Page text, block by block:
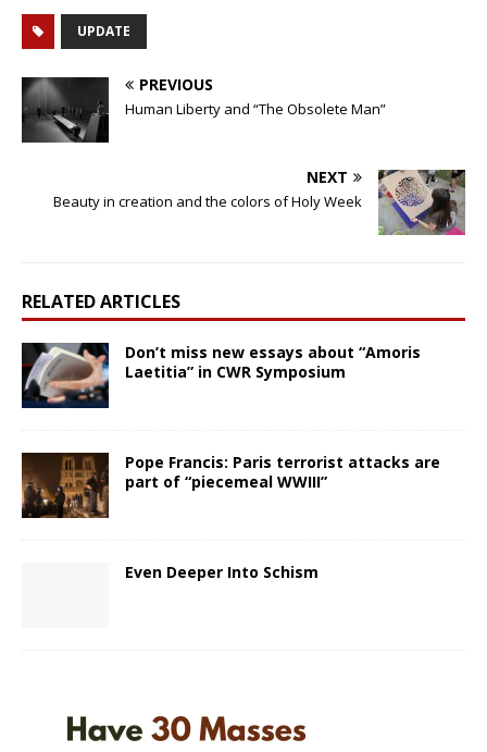
UPDATE
PREVIOUS
Human Liberty and “The Obsolete Man”
NEXT
Beauty in creation and the colors of Holy Week
RELATED ARTICLES
Don’t miss new essays about “Amoris
Laetitia” in CWR Symposium
Pope Francis: Paris terrorist attacks are
part of “piecemeal WWIII”
Even Deeper Into Schism